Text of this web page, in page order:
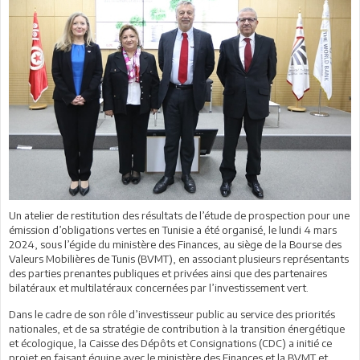
Un atelier de restitution des résultats de l’étude de prospection pour une
émission d’obligations vertes en Tunisie a été organisé, le lundi 4 mars
2024, sous l’égide du ministère des Finances, au siège de la Bourse des
Valeurs Mobilières de Tunis (BVMT), en associant plusieurs représentants
des parties prenantes publiques et privées ainsi que des partenaires
bilatéraux et multilatéraux concernées par l’investissement vert.
Dans le cadre de son rôle d’investisseur public au service des priorités
nationales, et de sa stratégie de contribution à la transition énergétique
et écologique, la Caisse des Dépôts et Consignations (CDC) a initié ce